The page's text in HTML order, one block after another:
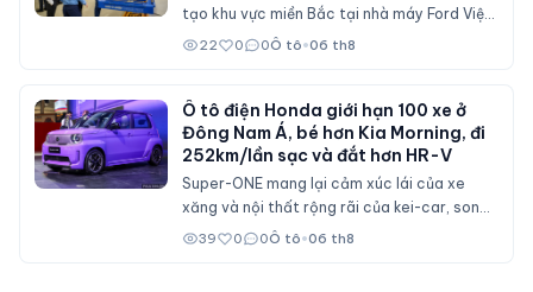
tạo khu vực miền Bắc tại nhà máy Ford Việt
Nam (Hải Phòng), đóng vai trò đào tạo cho
22 0 0Ô tô•06 th8
Ô tô điện Honda giới hạn 100 xe ở
Đông Nam Á, bé hơn Kia Morning, đi
252km/lần sạc và đắt hơn HR-V
Super-ONE mang lại cảm xúc lái của xe
xăng và nội thất rộng rãi của kei-car, song
không dành cho số đông bởi giá bán ngang
39 0 0Ô tô•06 th8